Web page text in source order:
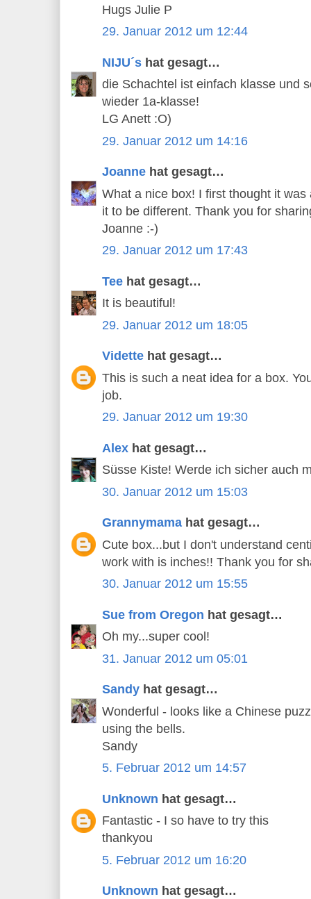
Hugs Julie P
29. Januar 2012 um 12:44
NIJU´s hat gesagt…
die Schachtel ist einfach klasse und
wieder 1a-klasse!
LG Anett :O)
29. Januar 2012 um 14:16
Joanne hat gesagt…
What a nice box! I first thought it
it to be different. Thank you for
Joanne :-)
29. Januar 2012 um 17:43
Tee hat gesagt…
It is beautiful!
29. Januar 2012 um 18:05
Vidette hat gesagt…
This is such a neat idea for a box.
job.
29. Januar 2012 um 19:30
Alex hat gesagt…
Süsse Kiste! Werde ich sicher auch
30. Januar 2012 um 15:03
Grannymama hat gesagt…
Cute box...but I don't understand
work with is inches!! Thank you for
30. Januar 2012 um 15:55
Sue from Oregon hat gesagt…
Oh my...super cool!
31. Januar 2012 um 05:01
Sandy hat gesagt…
Wonderful - looks like a Chinese
using the bells.
Sandy
5. Februar 2012 um 14:57
Unknown hat gesagt…
Fantastic - I so have to try this
thankyou
5. Februar 2012 um 16:20
Unknown hat gesagt…